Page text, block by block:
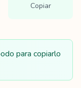
Copiar
para copiarlo